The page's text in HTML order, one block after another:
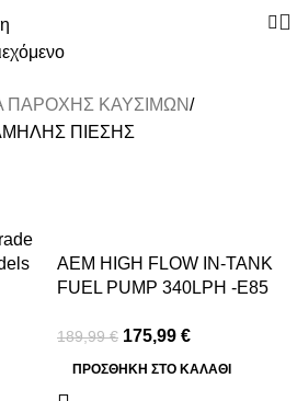
ΠΙΕΣΗΣ
ΠΑΡΟΧΗΣ ΚΑΥΣΙΜΩΝ
ΠΙΕΣΗΣ
AEM HIGH FLOW IN-TANK
FUEL PUMP 340LPH -E85
189,99€ 175,99 €
ΠΡΟΣΘΉΚΗ ΣΤΟ ΚΑΛΆΘΙ